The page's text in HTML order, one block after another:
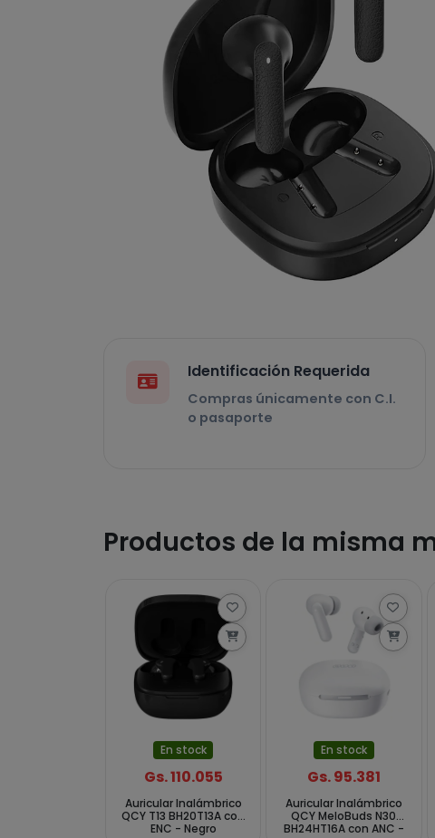
Identificación Requerida
Compras únicamente con C.I.
o pasaporte
Productos de la misma
En stock
Gs. 110.055
Auricular Inalámbrico
QCY T13 BH20T13A con
ENC - Negro
En stock
Gs. 95.381
Auricular Inalámbrico
QCY MeloBuds N30
BH24HT16A con ANC -